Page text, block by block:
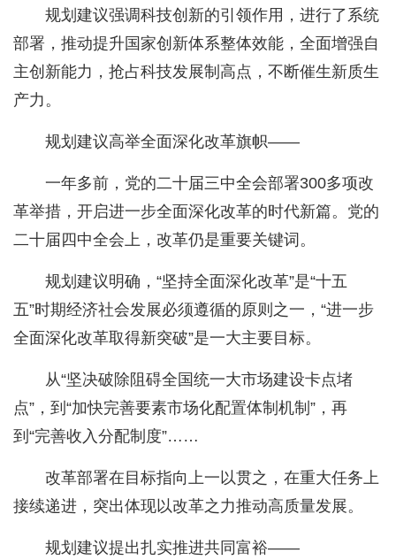
规划建议强调科技创新的引领作用，进行了系统
部署，推动提升国家创新体系整体效能，全面增强自
主创新能力，抢占科技发展制高点，不断催生新质生
产力。
规划建议高举全面深化改革旗帜——
一年多前，党的二十届三中全会部署300多项改
革举措，开启进一步全面深化改革的时代新篇。党的
二十届四中全会上，改革仍是重要关键词。
规划建议明确，“坚持全面深化改革”是“十五
五”时期经济社会发展必须遵循的原则之一，“进一步
全面深化改革取得新突破”是一大主要目标。
从“坚决破除阻碍全国统一大市场建设卡点堵
点”，到“加快完善要素市场化配置体制机制”，再
到“完善收入分配制度”……
改革部署在目标指向上一以贯之，在重大任务上
接续递进，突出体现以改革之力推动高质量发展。
规划建议提出扎实推进共同富裕——